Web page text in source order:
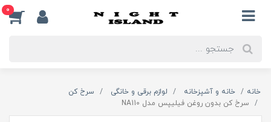
0
خانه خانه و آشپزخانه لوازم برقی و خانگی
سرخ کن
سرخ کن بدون روغن فیلیپس مدل NA110